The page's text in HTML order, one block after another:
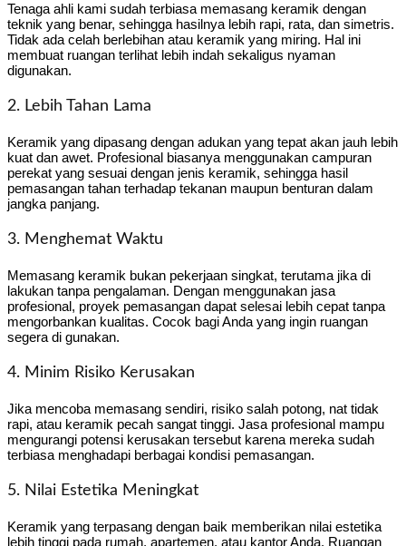
Tenaga ahli kami sudah terbiasa memasang keramik dengan
teknik yang benar, sehingga hasilnya lebih rapi, rata, dan simetris.
Tidak ada celah berlebihan atau keramik yang miring. Hal ini
membuat ruangan terlihat lebih indah sekaligus nyaman
digunakan.
2. Lebih Tahan Lama
Keramik yang dipasang dengan adukan yang tepat akan jauh lebih
kuat dan awet. Profesional biasanya menggunakan campuran
perekat yang sesuai dengan jenis keramik, sehingga hasil
pemasangan tahan terhadap tekanan maupun benturan dalam
jangka panjang.
3. Menghemat Waktu
Memasang keramik bukan pekerjaan singkat, terutama jika di
lakukan tanpa pengalaman. Dengan menggunakan jasa
profesional, proyek pemasangan dapat selesai lebih cepat tanpa
mengorbankan kualitas. Cocok bagi Anda yang ingin ruangan
segera di gunakan.
4. Minim Risiko Kerusakan
Jika mencoba memasang sendiri, risiko salah potong, nat tidak
rapi, atau keramik pecah sangat tinggi. Jasa profesional mampu
mengurangi potensi kerusakan tersebut karena mereka sudah
terbiasa menghadapi berbagai kondisi pemasangan.
5. Nilai Estetika Meningkat
Keramik yang terpasang dengan baik memberikan nilai estetika
lebih tinggi pada rumah, apartemen, atau kantor Anda. Ruangan